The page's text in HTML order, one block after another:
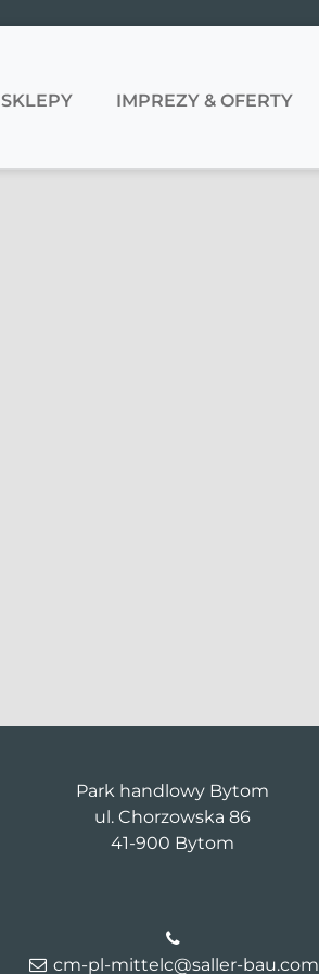
SKLEPY IMPREZY & OFERTY
Park handlowy Bytom
ul. Chorzowska 86
41-900 Bytom
cm-pl-mittelc@saller-bau.com